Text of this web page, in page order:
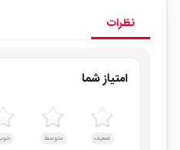
نظرات
امتیاز شما
ضعیف متوسط